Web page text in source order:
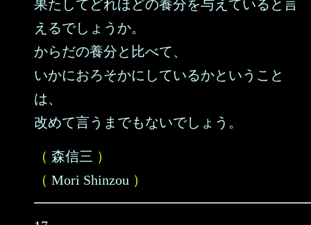
果たしてどれほどの養分を与えていると言
えるでしょうか。
からだの養分と比べて、
いかにおろそかにしているかということ
は、
改めて言うまでもないでしょう。
（ 森信三 ）
（ Mori Shinzou ）